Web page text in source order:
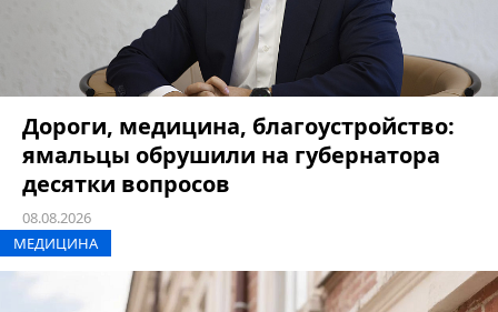
Дороги, медицина, благоустройство:
ямальцы обрушили на губернатора
десятки вопросов
08.08.2026
МЕДИЦИНА